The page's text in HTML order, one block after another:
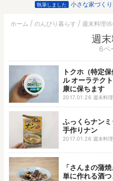
執筆しました 小さな家づく
ホーム のんびり暮らす 週末料理(6
週
6ペ
トクホ（特定
ル オーラテク
康に保ちます
2017.01.26 週末料理
ふっくらナン
手作りナン
2017.01.26 週末料理
「さんまの蒲
単に作れる酒